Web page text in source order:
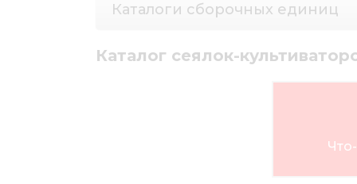
Каталоги сборочных единиц
Каталог сеялок-